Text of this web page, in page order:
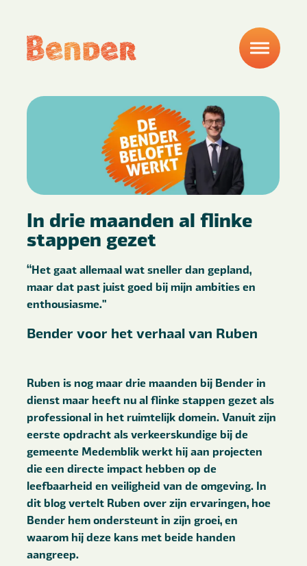
In drie maanden al flinke
stappen gezet
“Het gaat allemaal wat sneller dan gepland,
maar dat past juist goed bij mijn ambities en
enthousiasme."
Bender voor het verhaal van Ruben
Ruben is nog maar drie maanden bij Bender in
dienst maar heeft nu al flinke stappen gezet als
professional in het ruimtelijk domein. Vanuit zijn
eerste opdracht als verkeerskundige bij de
gemeente Medemblik werkt hij aan projecten
die een directe impact hebben op de
leefbaarheid en veiligheid van de omgeving. In
dit blog vertelt Ruben over zijn ervaringen, hoe
Bender hem ondersteunt in zijn groei, en
waarom hij deze kans met beide handen
aangreep.